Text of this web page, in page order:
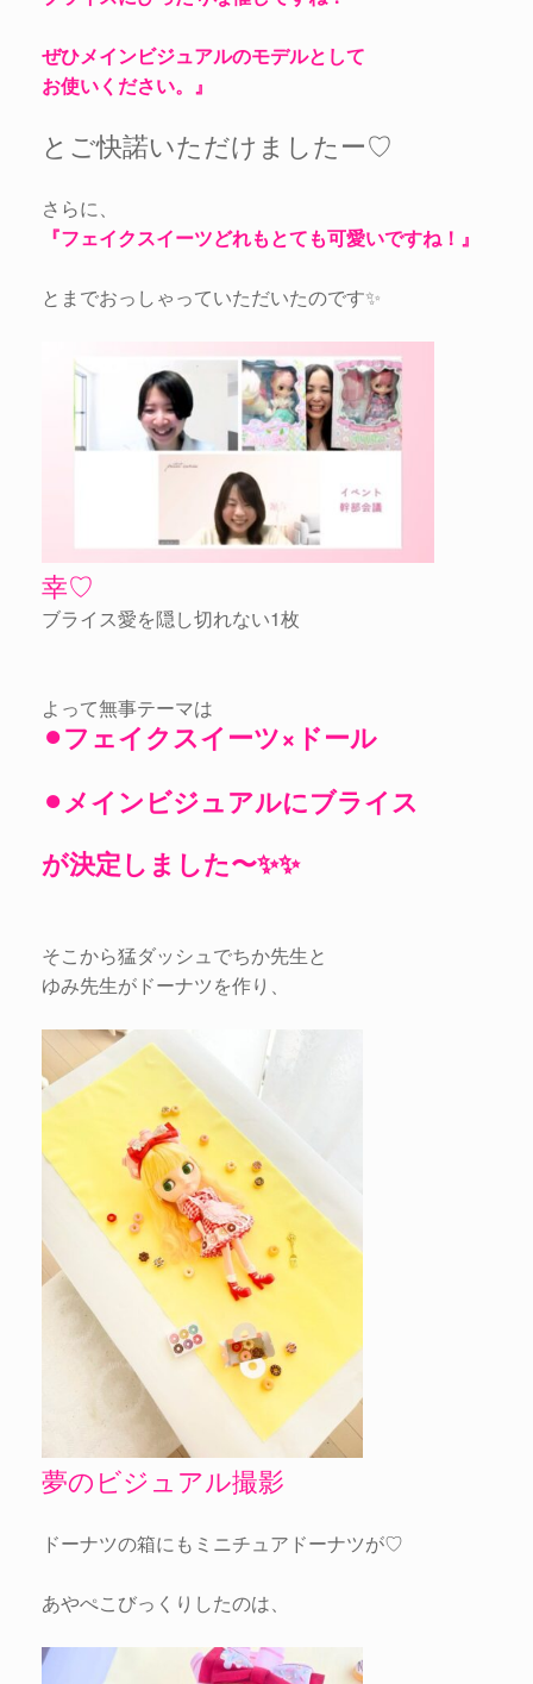
ぜひメインビジュアルのモデルとして
お使いください。』
とご快諾いただけましたー♡
さらに、
『フェイクスイーツどれもとても可愛いですね！』
とまでおっしゃっていただいたのです✨
幸♡
ブライス愛を隠し切れない1枚
よって無事テーマは
⚫︎フェイクスイーツ×ドール
⚫︎メインビジュアルにブライス
が決定しました〜✨✨
そこから猛ダッシュでちか先生と
ゆみ先生がドーナツを作り、
夢のビジュアル撮影
ドーナツの箱にもミニチュアドーナツが♡
あやぺこびっくりしたのは、